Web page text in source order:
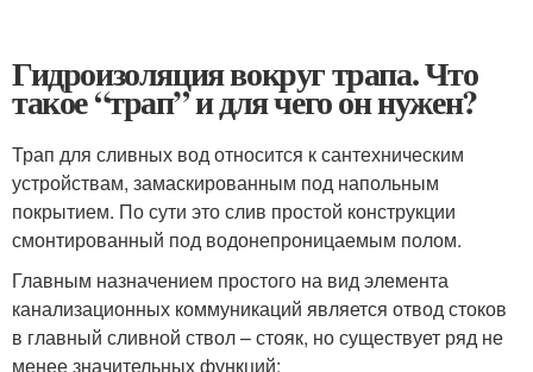
Гидроизоляция вокруг трапа. Что
такое “трап” и для чего он нужен?
Трап для сливных вод относится к сантехническим
устройствам, замаскированным под напольным
покрытием. По сути это слив простой конструкции
смонтированный под водонепроницаемым полом.
Главным назначением простого на вид элемента
канализационных коммуникаций является отвод стоков
в главный сливной ствол – стояк, но существует ряд не
менее значительных функций: